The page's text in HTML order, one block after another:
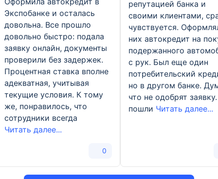
Экспобанке и осталась
довольна. Все прошло
довольно быстро: подала
заявку онлайн, документы
проверили без задержек.
Процентная ставка вполне
адекватная, учитывая
текущие условия. К тому
же, понравилось, что
сотрудники всегда
Читать далее...
0
репутацией банка и
своими клиентами,
чувствуется.
них автокредит на
подержанного
с рук. Был еще один
потребительский
но в другом банке.
что не одобрят
пошли Читать далее...